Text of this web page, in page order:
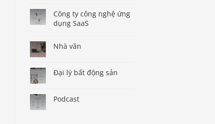
Công ty công nghệ ứng
dụng SaaS
Nhà văn
Đại lý bất động sản
Podcast